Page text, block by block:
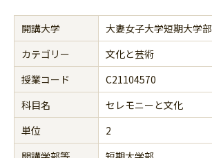
開講大学
大妻女子大学短期大学部
カテゴリー
文化と芸術
授業コード
C21104570
科目名
セレモニーと文化
単位
2